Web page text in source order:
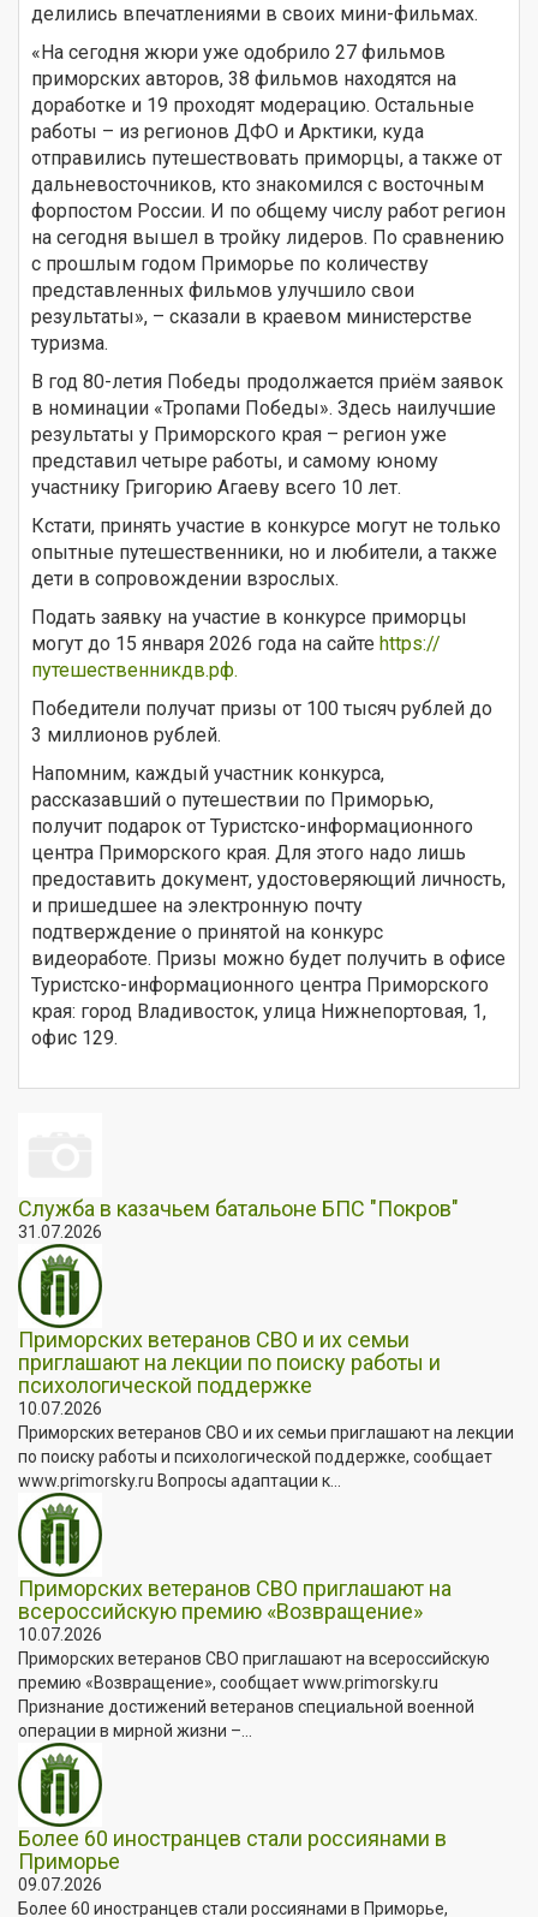
делились впечатлениями в своих мини-фильмах.
«На сегодня жюри уже одобрило 27 фильмов
приморских авторов, 38 фильмов находятся на
доработке и 19 проходят модерацию. Остальные
работы – из регионов ДФО и Арктики, куда
отправились путешествовать приморцы, а также от
дальневосточников, кто знакомился с восточным
форпостом России. И по общему числу работ регион
на сегодня вышел в тройку лидеров. По сравнению
с прошлым годом Приморье по количеству
представленных фильмов улучшило свои
результаты», – сказали в краевом министерстве
туризма.
В год 80-летия Победы продолжается приём заявок
в номинации «Тропами Победы». Здесь наилучшие
результаты у Приморского края – регион уже
представил четыре работы, и самому юному
участнику Григорию Агаеву всего 10 лет.
Кстати, принять участие в конкурсе могут не только
опытные путешественники, но и любители, а также
дети в сопровождении взрослых.
Подать заявку на участие в конкурсе приморцы
могут до 15 января 2026 года на сайте https://
путешественникдв.рф.
Победители получат призы от 100 тысяч рублей до
3 миллионов рублей.
Напомним, каждый участник конкурса,
рассказавший о путешествии по Приморью,
получит подарок от Туристско-информационного
центра Приморского края. Для этого надо лишь
предоставить документ, удостоверяющий личность,
и пришедшее на электронную почту
подтверждение о принятой на конкурс
видеоработе. Призы можно будет получить в офисе
Туристско-информационного центра Приморского
края: город Владивосток, улица Нижнепортовая, 1,
офис 129.
Служба в казачьем батальоне БПС "Покров"
31.07.2026
Приморских ветеранов СВО и их семьи
приглашают на лекции по поиску работы и
психологической поддержке
10.07.2026
Приморских ветеранов СВО и их семьи приглашают на лекции
по поиску работы и психологической поддержке, сообщает
www.primorsky.ru Вопросы адаптации к...
Приморских ветеранов СВО приглашают на
всероссийскую премию «Возвращение»
10.07.2026
Приморских ветеранов СВО приглашают на всероссийскую
премию «Возвращение», сообщает www.primorsky.ru
Признание достижений ветеранов специальной военной
операции в мирной жизни –...
Более 60 иностранцев стали россиянами в
Приморье
09.07.2026
Более 60 иностранцев стали россиянами в Приморье,